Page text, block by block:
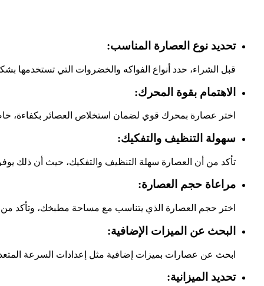
تحديد نوع العصارة المناسب:
قبل الشراء، حدد أنواع الفواكه والخضروات التي تستخدمها
الاهتمام بقوة المحرك:
اختر عصارة بمحرك قوي لضمان استخلاص العصائر بكفاءة،
سهولة التنظيف والتفكيك:
تأكد من أن العصارة سهلة التنظيف والتفكيك، حيث أن ذلك
مراعاة حجم العصارة:
اختر حجم العصارة الذي يتناسب مع مساحة مطبخك، وتأكد من
البحث عن الميزات الإضافية:
ابحث عن عصارات بميزات إضافية مثل إعدادات السرعة
تحديد الميزانية: